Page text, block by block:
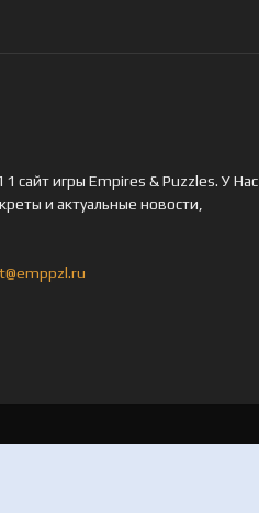
сайт игры Empires & Puzzles. У Нас
и актуальные новости,